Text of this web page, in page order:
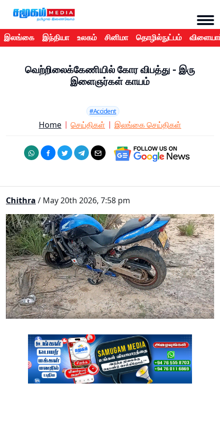
இலங்கை இந்தியா உலகம் சினிமா தொழில்நுட்பம்
வெற்றிலைக்கேணியில் கோர விபத்து - இரு
இளைஞர்கள் காயம்
#Accident
Home செய்திகள் இலங்கை செய்திகள்
Chithra / May 20th 2026, 7:58 pm